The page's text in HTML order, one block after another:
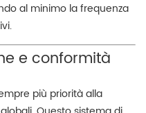
al minimo la frequenza
e conformità
più priorità alla